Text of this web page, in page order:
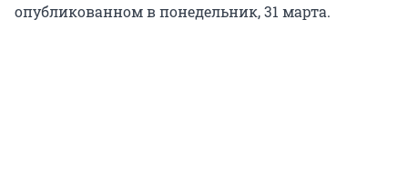
опубликованном в понедельник, 31 марта.